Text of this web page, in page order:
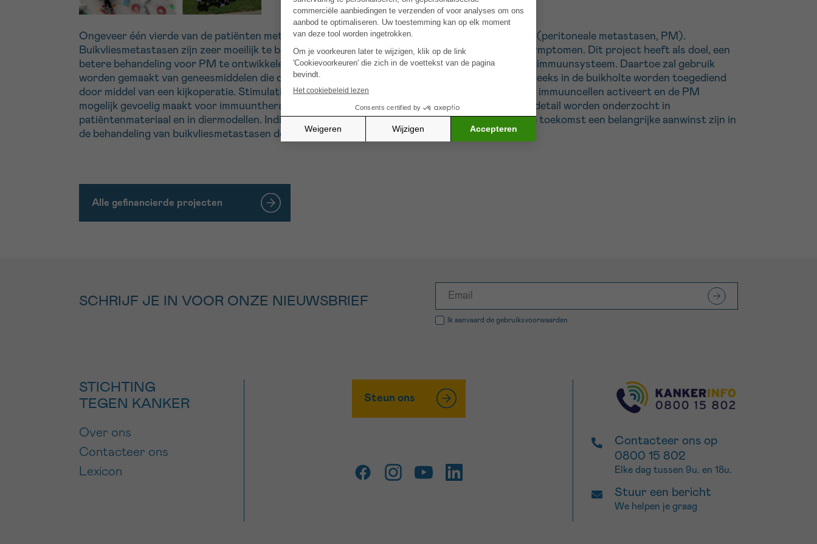
Ongeveer één vierde van de patiënten met darmkanker ontwikkelt uitzaaiingen op het buikvlies (peritoneale metastasen, PM).
Buikvliesmetastasen zijn zeer moeilijk te behandelen, en veroorzaken aanzienlijke klachten en symptomen. Dit project heeft als doel, een
betere behandeling voor PM te ontwikkelen, die is gebaseerd op stimulatie van het aangeboren immuunsysteem. Daartoe zal gebruik
worden gemaakt van geneesmiddelen die de ‘Toll like’ receptor (TLR) activeren, en die rechtstreeks in de buikholte worden toegediend
door middel van een kijkoperatie. Stimulatie van deze receptor zorgt voor een alarmsignaal, dat immuuncellen activeert en de PM
mogelijk gevoelig maakt voor immuuntherapie. De rol en werkzaamheid van TLR activatie zal in detail worden onderzocht in
patiëntenmateriaal en in diermodellen. Indien deze nieuwe strategie blijkt te werken, zal dit in de toekomst een belangrijke aanwinst zijn in
de behandeling van buikvliesmetastasen door darmkanker.
Alle gefinancierde projecten
SCHRIJF JE IN VOOR ONZE NIEUWSBRIEF
Ik aanvaard de gebruiksvoorwaarden
STICHTING
TEGEN KANKER
Over ons
Contacteer ons
Lexicon
Steun ons
Contacteer ons op
0800 15 802
Elke dag tussen 9u. en 18u.
Stuur een bericht
We helpen je graag